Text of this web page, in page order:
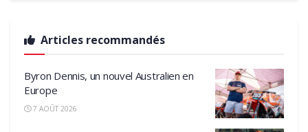
Articles recommandés
Byron Dennis, un nouvel Australien en
Europe
7 AOÛT 2026